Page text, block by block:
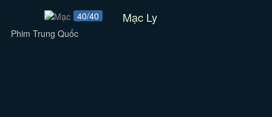
40/40 Mạc Ly
Phim Trung Quốc